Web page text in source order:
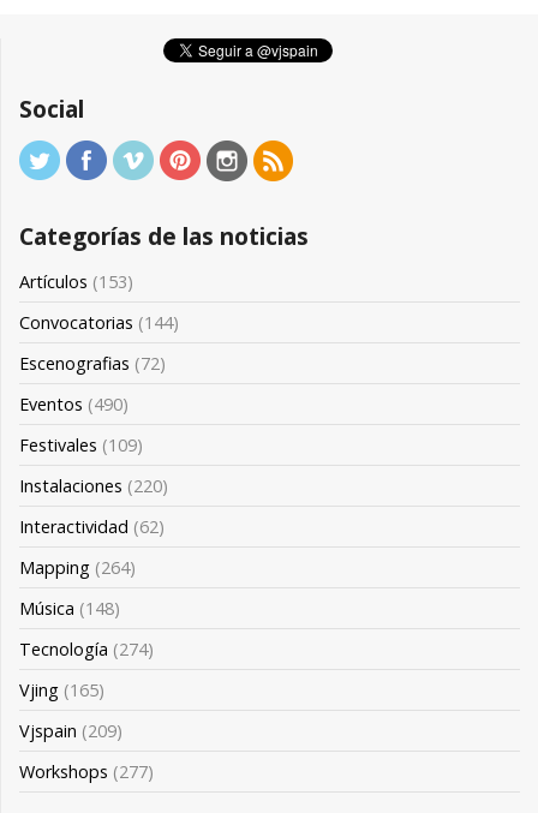
Social
Categorías de las noticias
Artículos (153)
Convocatorias (144)
Escenografias (72)
Eventos (490)
Festivales (109)
Instalaciones (220)
Interactividad (62)
Mapping (264)
Música (148)
Tecnología (274)
Vjing (165)
Vjspain (209)
Workshops (277)